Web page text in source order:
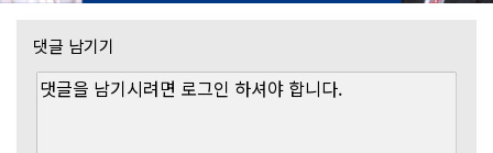
댓글 남기기